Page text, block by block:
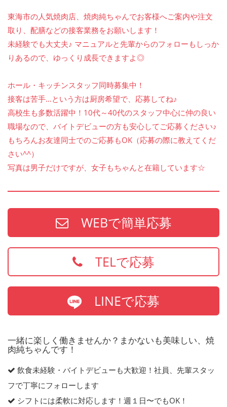
東海市の人気焼肉店、焼肉純ちゃんでお客様へご案内や注文
取り、配膳などの接客業務をお願いします！
未経験でも大丈夫♪ マニュアルと先輩からのフォローもしっか
りあるので、ゆっくり成長できますよ◎
ホール・キッチンスタッフ同時募集中！
接客は苦手…という方は厨房希望で、応募してね♪
高校生も多数活躍中！10代～40代のスタッフ中心に仲の良い
職場なので、バイトデビューの方も安心してご応募ください♪
もちろんお友達同士でのご応募もOK（応募の際に教えてくだ
さい^^）
写真は男子だけですが、女子もちゃんと在籍しています☆
WEBで簡単応募
TELで応募
LINEで応募
一緒に楽しく働きませんか？まかないも美味しい、焼
肉純ちゃんです！
飲食未経験・バイトデビューも大歓迎！社員、先輩スタッ
フで丁寧にフォローします
シフトには柔軟に対応します！週１日〜でもOK！